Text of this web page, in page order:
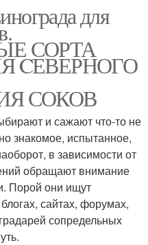
районов
Виноград для вина
Виноград для красного
для
СОРТА
CЕВЕРНОГО
СОКОВ
и сажают что-то не
знакомое, испытанное,
в зависимости от
обращают внимание
Порой они ищут
сайтах, форумах,
сопредельных